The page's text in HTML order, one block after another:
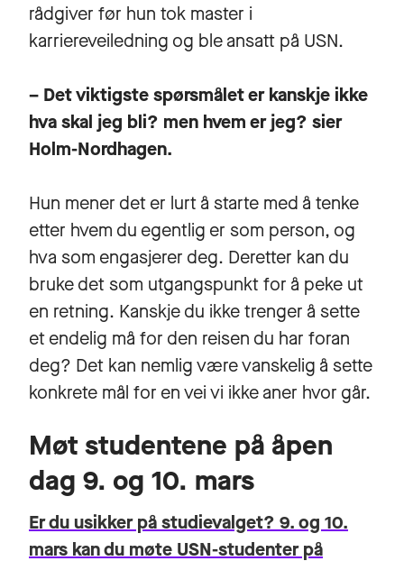
rådgiver før hun tok master i
karriereveiledning og ble ansatt på USN.
– Det viktigste spørsmålet er kanskje ikke
hva skal jeg bli? men hvem er jeg? sier
Holm-Nordhagen.
Hun mener det er lurt å starte med å tenke
etter hvem du egentlig er som person, og
hva som engasjerer deg. Deretter kan du
bruke det som utgangspunkt for å peke ut
en retning. Kanskje du ikke trenger å sette
et endelig må for den reisen du har foran
deg? Det kan nemlig være vanskelig å sette
konkrete mål for en vei vi ikke aner hvor går.
Møt studentene på åpen
dag 9. og 10. mars
Er du usikker på studievalget? 9. og 10.
mars kan du møte USN-studenter på